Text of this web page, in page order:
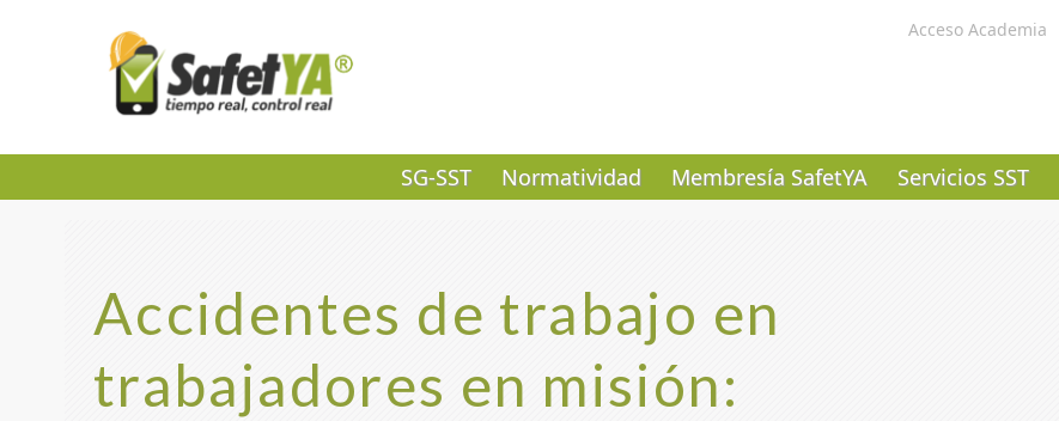
Acceso Academia
SG-SST Normatividad Membresía SafetYA Servicios SST
Accidentes de trabajo en
trabajadores en misión: